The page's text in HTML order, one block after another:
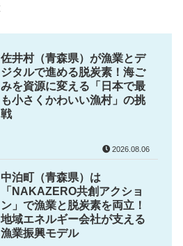
佐井村（青森県）が漁業とデ
ジタルで進める脱炭素！海ご
みを資源に変える「日本で最
も小さくかわいい漁村」の挑
戦
2026.08.06
中泊町（青森県）は
「NAKAZERO共創アクショ
ン」で漁業と脱炭素を両立！
地域エネルギー会社が支える
漁業振興モデル